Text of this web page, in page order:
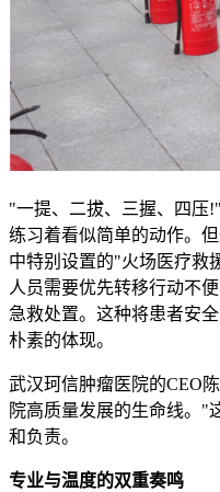
"一提、二拔、三握、四压
练习着看似简单的动作。
中特别设置的"火场医疗救
人员需要优先转移行动不
急救处置。这种将患者安
朴素的体现。
武汉珂信肿瘤医院的CEO
院高质量发展的生命线。"
和负责。
专业与温度的双重奏鸣